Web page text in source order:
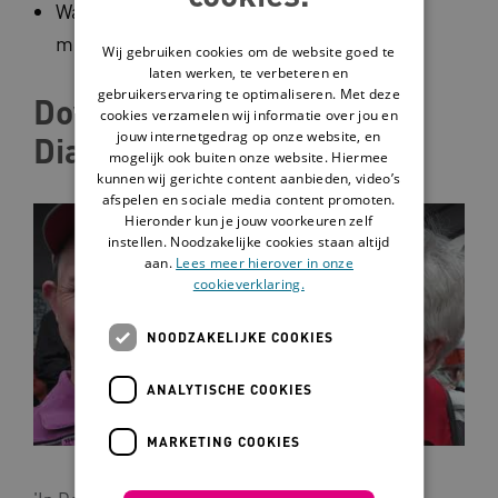
Wat naasten nodig hebben om het proces
met zorgverleners aan te gaan.
Down en Dementie, de
Diagnose Alzheimer
Wij gebruiken cookies om de website goed te
laten werken, te verbeteren en
gebruikerservaring te optimaliseren. Met deze
cookies verzamelen wij informatie over jou en
jouw internetgedrag op onze website, en
mogelijk ook buiten onze website. Hiermee
kunnen wij gerichte content aanbieden, video’s
afspelen en sociale media content promoten.
Hieronder kun je jouw voorkeuren zelf
instellen. Noodzakelijke cookies staan altijd
aan. Lees meer hierover in onze
cookieverklaring.
NOODZAKELIJKE COOKIES
ANALYTISCHE COOKIES
MARKETING COOKIES